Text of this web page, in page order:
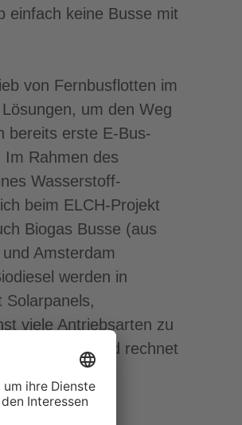
einfach keine Busse mit
von Fernbusflotten im
um den Weg
bereits erste E-Bus-
Im Rahmen des
Wasserstoff-
beim ELCH-Projekt
Biogas Busse (aus
Amsterdam
werden in
viele Antriebsarten zu
und rechnet
Netz.